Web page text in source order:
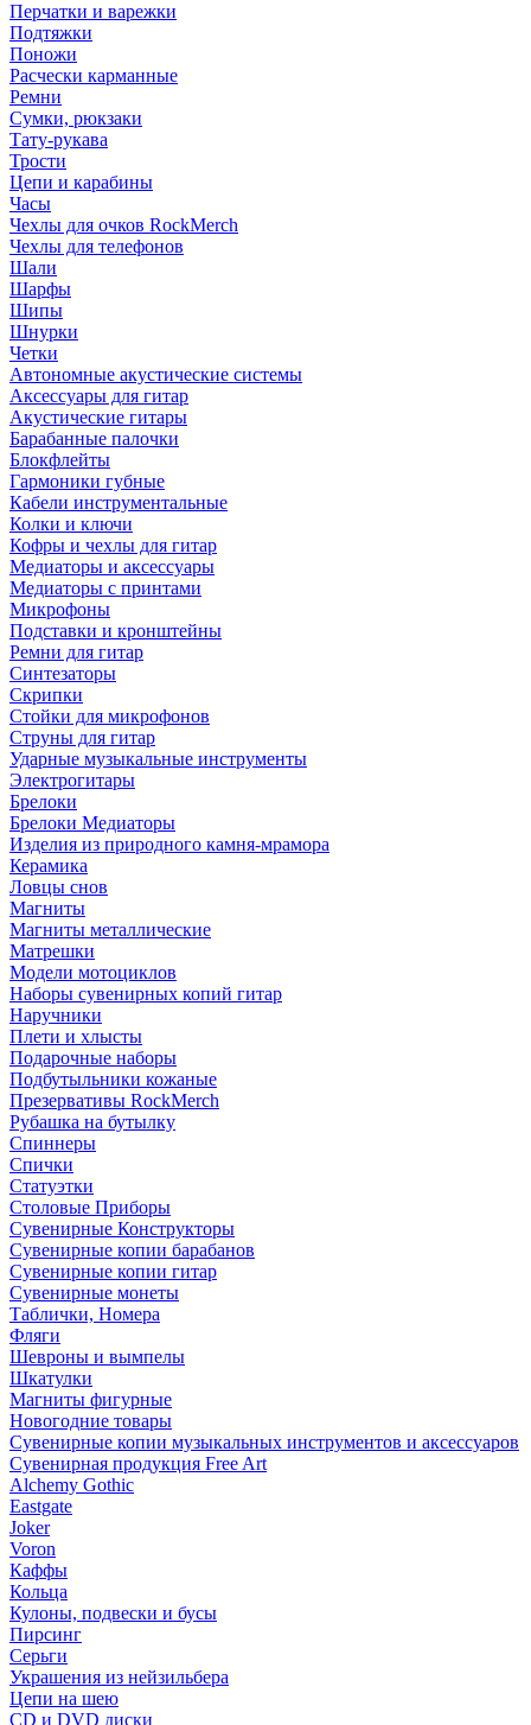
Перчатки и варежки
Подтяжки
Поножи
Расчески карманные
Ремни
Сумки, рюкзаки
Тату-рукава
Трости
Цепи и карабины
Часы
Чехлы для очков RockMerch
Чехлы для телефонов
Шали
Шарфы
Шипы
Шнурки
Четки
Автономные акустические системы
Аксессуары для гитар
Акустические гитары
Барабанные палочки
Блокфлейты
Гармоники губные
Кабели инструментальные
Колки и ключи
Кофры и чехлы для гитар
Медиаторы и аксессуары
Медиаторы с принтами
Микрофоны
Подставки и кронштейны
Ремни для гитар
Синтезаторы
Скрипки
Стойки для микрофонов
Струны для гитар
Ударные музыкальные инструменты
Электрогитары
Брелоки
Брелоки Медиаторы
Изделия из природного камня-мрамора
Керамика
Ловцы снов
Магниты
Магниты металлические
Матрешки
Модели мотоциклов
Наборы сувенирных копий гитар
Наручники
Плети и хлысты
Подарочные наборы
Подбутыльники кожаные
Презервативы RockMerch
Рубашка на бутылку
Спиннеры
Спички
Статуэтки
Столовые Приборы
Сувенирные Конструкторы
Сувенирные копии барабанов
Сувенирные копии гитар
Сувенирные монеты
Таблички, Номера
Фляги
Шевроны и вымпелы
Шкатулки
Магниты фигурные
Новогодние товары
Сувенирные копии музыкальных инструментов и аксессуаров
Сувенирная продукция Free Art
Alchemy Gothic
Eastgate
Joker
Voron
Каффы
Кольца
Кулоны, подвески и бусы
Пирсинг
Серьги
Украшения из нейзильбера
Цепи на шею
CD и DVD диски